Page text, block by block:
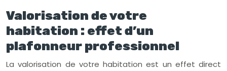
Valorisation de votre
habitation : effet d’un
plafonneur professionnel
La valorisation de votre habitation est un effet direct